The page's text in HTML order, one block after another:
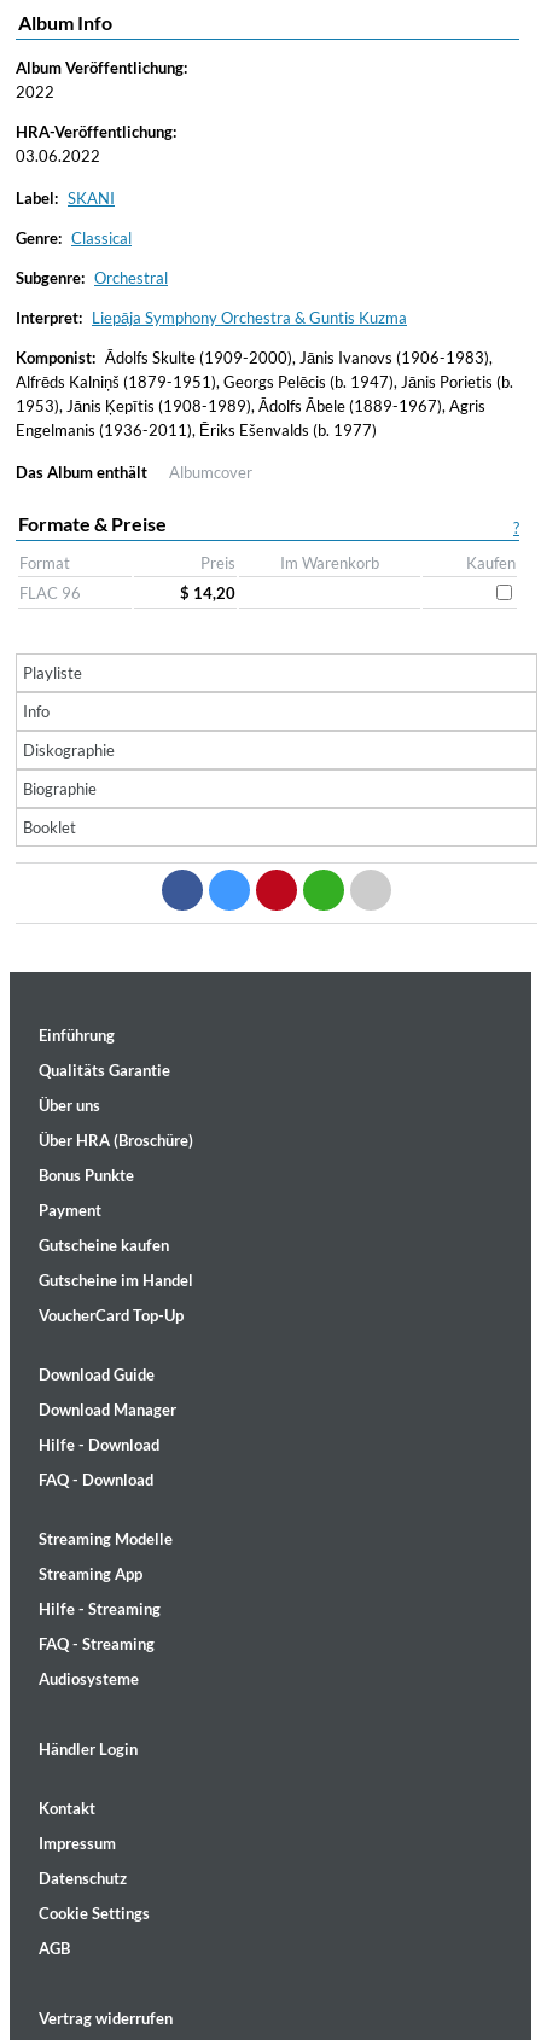
Album Info
Album Veröffentlichung:
2022
HRA-Veröffentlichung:
03.06.2022
Label: SKANI
Genre: Classical
Subgenre: Orchestral
Interpret: Liepāja Symphony Orchestra & Guntis Kuzma
Komponist: Ādolfs Skulte (1909-2000), Jānis Ivanovs (1906-1983),
Alfrēds Kalniņš (1879-1951), Georgs Pelēcis (b. 1947), Jānis Porietis (b.
1953), Jānis Ķepītis (1908-1989), Ādolfs Ābele (1889-1967), Agris
Engelmanis (1936-2011), Ēriks Ešenvalds (b. 1977)
Das Album enthält Albumcover
?
Formate & Preise
Format Preis Im Warenkorb
Kaufen
FLAC 96
$ 14,20
Playliste
Info
Diskographie
Biographie
Booklet
Einführung
Qualitäts Garantie
Über uns
Über HRA (Broschüre)
Bonus Punkte
Payment
Gutscheine kaufen
Gutscheine im Handel
VoucherCard Top-Up
Download Guide
Download Manager
Hilfe - Download
FAQ - Download
Streaming Modelle
Streaming App
Hilfe - Streaming
FAQ - Streaming
Audiosysteme
Händler Login
Kontakt
Impressum
Datenschutz
Cookie Settings
AGB
Vertrag widerrufen